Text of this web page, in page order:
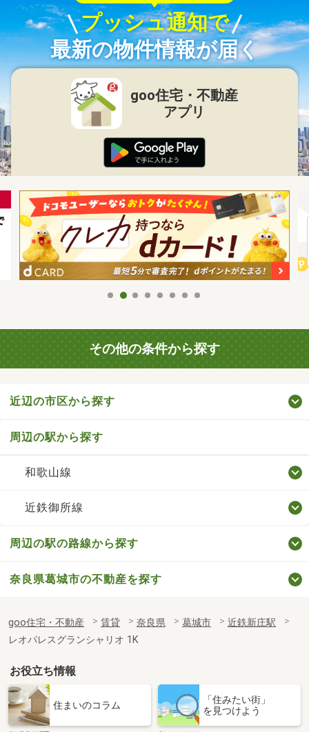
プッシュ通知で
最新の物件情報が届く
goo住宅・不動産
アプリ
その他の条件から探す
近辺の市区から探す
周辺の駅から探す
和歌山線
近鉄御所線
周辺の駅の路線から探す
奈良県葛城市の不動産を探す
goo住宅・不動産 賃貸 奈良県 葛城市
近鉄新庄駅
レオパレスグランシャリオ 1K
お役立ち情報
住まいのコラム
「住みたい街」
を見つけよう